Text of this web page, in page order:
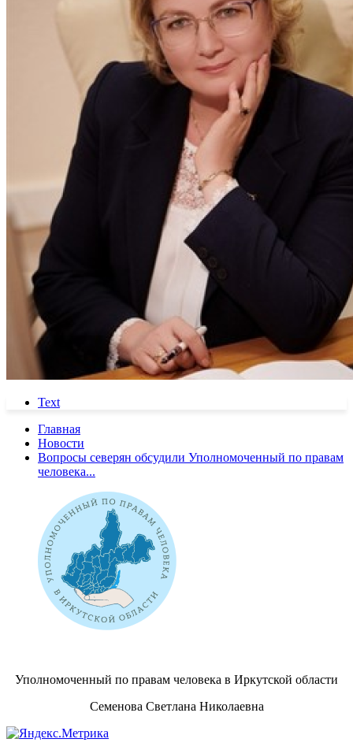
Text
Главная
Новости
Вопросы северян обсудили Уполномоченный по правам
человека...
Уполномоченный по правам человека в Иркутской области
Семенова Светлана Николаевна